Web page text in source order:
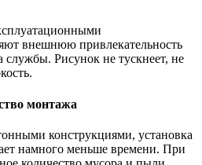
внешнюю привлекательность
службы. Рисунок не тускнеет, не
монтажа
конструкциями, установка
намного меньше времени. При